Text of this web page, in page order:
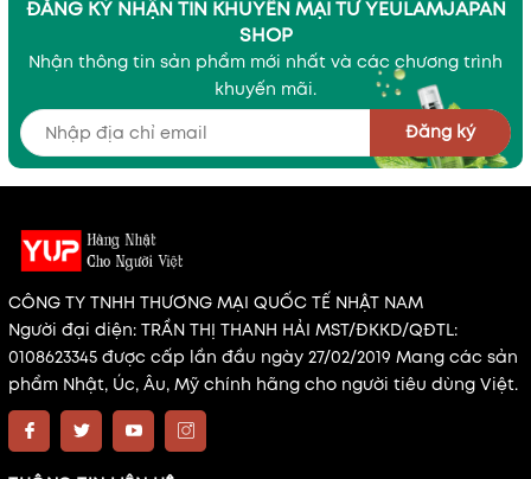
ĐĂNG KÝ NHẬN TIN KHUYẾN MẠI TỪ YEULAMJAPAN
SHOP
Nhận thông tin sản phẩm mới nhất và các chương trình
khuyến mãi.
Đăng ký
CÔNG TY TNHH THƯƠNG MẠI QUỐC TẾ NHẬT NAM
Người đại diện: TRẦN THỊ THANH HẢI MST/ĐKKD/QĐTL:
0108623345 được cấp lần đầu ngày 27/02/2019 Mang các sản
phẩm Nhật, Úc, Âu, Mỹ chính hãng cho người tiêu dùng Việt.